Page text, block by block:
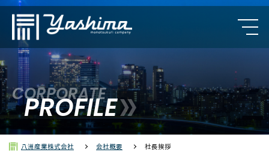
カルロ・ガヴァッツィ
クンブス（レブパイ）
ポリラック
CORPORATE
PROFILE
八洲産業株式会社 会社概要 社長挨拶